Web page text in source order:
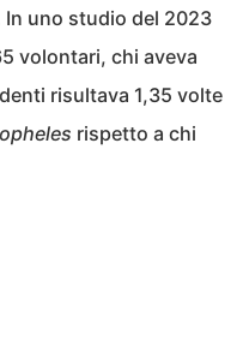
uno studio del 2023
volontari, chi aveva
risultava 1,35 volte
rispetto a chi